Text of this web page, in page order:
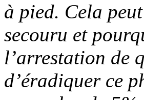
à pied. Cela
secouru et
l’arrestation de
d’éradiquer ce